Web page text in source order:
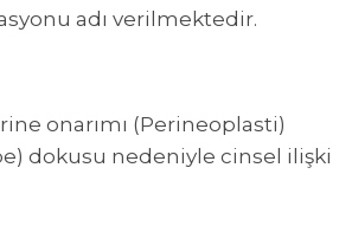
adı verilmektedir.
onarımı (Perineoplasti)
dokusu nedeniyle cinsel ilişki